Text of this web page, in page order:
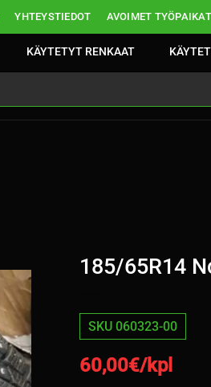
YHTEYSTIEDOT AVOIMET TYÖPAIKAT
KÄYTETYT RENKAAT
185/65R14
SKU 060323-00
60,00€/kpl